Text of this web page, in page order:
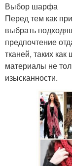
Выбор шарфа
Перед тем как
выбрать
предпочтение
тканей, таких
материалы не
изысканности.